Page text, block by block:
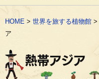
HOME > 世界を旅する植物館 >
ア
熱帯アジア